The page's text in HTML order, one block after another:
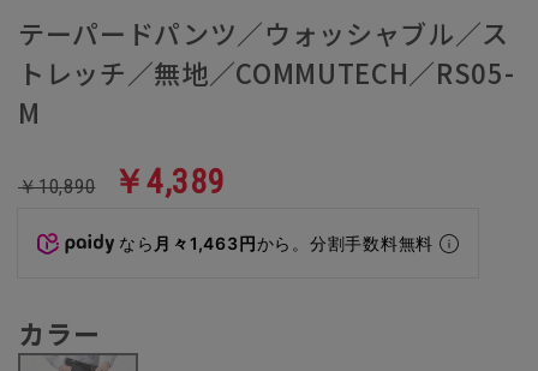
テーパードパンツ／ウォッシャブル／ス
トレッチ／無地／COMMUTECH／RS05-
M
￥10,890 ￥4,389
なら 月々1,463円から。分割手数料無料
カラー